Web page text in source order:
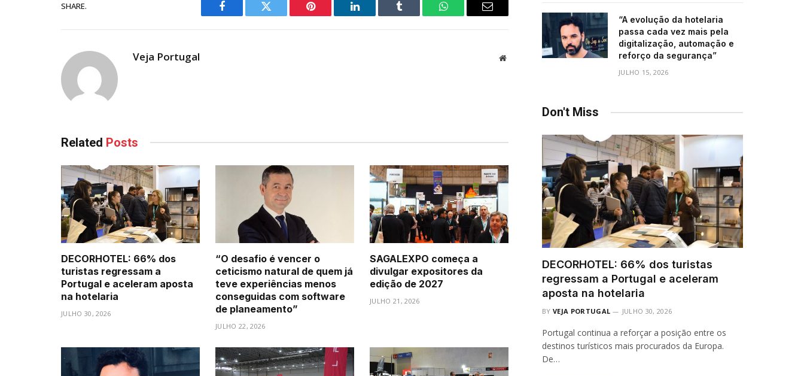
SHARE.
Facebook Twitter Pinterest LinkedIn Tumblr WhatsAppEmail
Veja Portugal Website
Related Posts
DECORHOTEL: 66% dos
turistas regressam a
Portugal e aceleram aposta
na hotelaria
JULHO 30, 2026
“O desafio é vencer o
ceticismo natural de quem já
teve experiências menos
conseguidas com software
de planeamento”
JULHO 22, 2026
SAGALEXPO começa a
divulgar expositores da
edição de 2027
JULHO 21, 2026
“A evolução da hotelaria
passa cada vez mais pela
digitalização, automação e
reforço da segurança”
JULHO 15, 2026
Don't Miss
DECORHOTEL: 66% dos turistas
regressam a Portugal e aceleram
aposta na hotelaria
BY VEJA PORTUGAL JULHO 30, 2026
Portugal continua a reforçar a posição entre os
destinos turísticos mais procurados da Europa.
De…